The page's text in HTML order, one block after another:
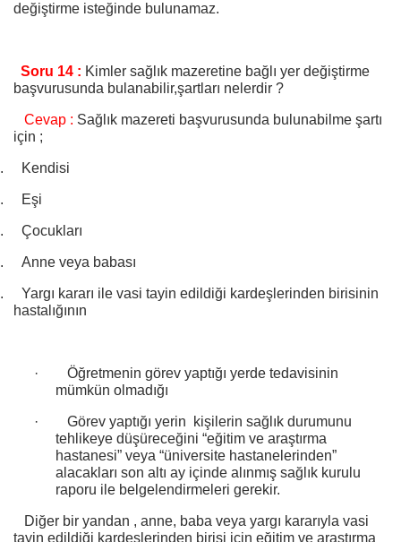
değiştirme isteğinde bulunamaz.
Soru 14 : Kimler sağlık mazeretine bağlı yer değiştirme
başvurusunda bulanabilir,şartları nelerdir ?
Cevap : Sağlık mazereti başvurusunda bulunabilme şartı
için ;
Kendisi
Eşi
Çocukları
Anne veya babası
Yargı kararı ile vasi tayin edildiği kardeşlerinden birisinin
hastalığının
·
Öğretmenin görev yaptığı yerde tedavisinin
mümkün olmadığı
·
Görev yaptığı yerin kişilerin sağlık durumunu
tehlikeye düşüreceğini “eğitim ve araştırma
hastanesi” veya “üniversite hastanelerinden”
alacakları son altı ay içinde alınmış sağlık kurulu
raporu ile belgelendirmeleri gerekir.
Diğer bir yandan , anne, baba veya yargı kararıyla vasi
tayin edildiği kardeşlerinden birisi için eğitim ve araştırma